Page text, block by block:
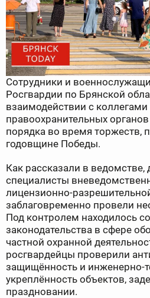
Сотрудники и
Росгвардии по Брянской
взаимодействии с
правоохранительных
порядка во время торжеств,
годовщине Победы.
Как рассказали в ведомстве,
специалисты
лицензионно-
заблаговременно провели
Под контролем находилось
законодательства в сфере
частной охранной
росгвардейцы проверили
защищённость и инженерно-
укреплённость объектов,
праздновании.